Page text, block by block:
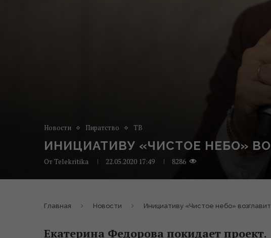
Новости Пиратство ТВ
ИНИЦИАТИВУ «ЧИСТОЕ НЕБО»
От Telekritika 22.05.2020 17:49 8286
Главная Новости Инициативу «Чистое небо»
Екатерина Федорова покидает проект.